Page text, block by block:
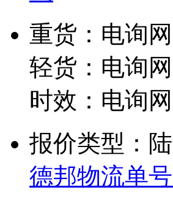
重货：电询
轻货：电询
时效：电询
报价类型：
德邦物流单